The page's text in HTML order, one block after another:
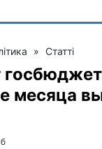
» Статті
месяца